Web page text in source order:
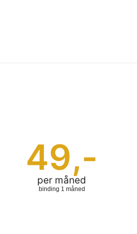
per måned
49,-
binding 1 måned